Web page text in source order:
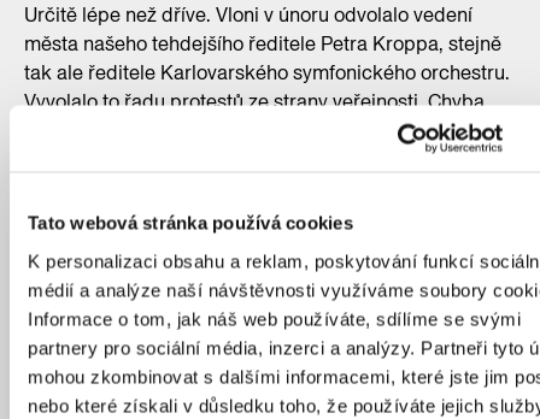
Tato webová stránka používá cookies
K personalizaci obsahu a reklam, poskytování funkcí
médií a analýze naší návštěvnosti využíváme soubory
Informace o tom, jak náš web používáte, sdílíme se svými
partnery pro sociální média, inzerci a analýzy. Partneři tyto
mohou zkombinovat s dalšími informacemi, které jste jim
nebo které získali v důsledku toho, že používáte jejich
Určitě lépe než dříve. Vloni v únoru odvolalo vedení
města našeho tehdejšího ředitele Petra Kroppa, stejně
tak ale ředitele Karlovarského symfonického orchestru.
Vyvolalo to řadu protestů ze strany veřejnosti. Chyba
byla nicméně na obou stranách. Coby nová organizace
jsme se učili, jak komunikovat s městem. Museli jsme
jsme to nezvládli nejlépe. Některé informace se mezi
Přešli jsme pod Odbor strategií a dotací, nového
politického náměstka a komunikace se výrazně
zlepšila. Z obavy, že se do výběrového řízení na nového
ředitele nepřihlásí výrazná architektonická osobnost,
ale také z narušené důvěry mezi kanceláří architektury